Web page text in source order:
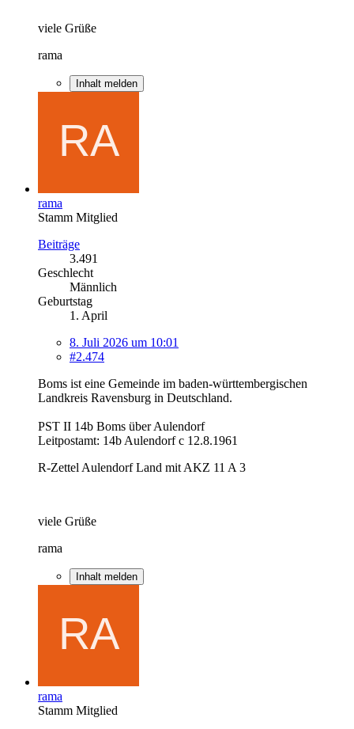
viele Grüße
rama
Inhalt melden
rama
Stamm Mitglied
Beiträge
3.491
Geschlecht
Männlich
Geburtstag
1. April
8. Juli 2026 um 10:01
#2.474
Boms ist eine Gemeinde im baden-württembergischen
Landkreis Ravensburg in Deutschland.
PST II 14b Boms über Aulendorf
Leitpostamt: 14b Aulendorf c 12.8.1961
R-Zettel Aulendorf Land mit AKZ 11 A 3
viele Grüße
rama
Inhalt melden
rama
Stamm Mitglied